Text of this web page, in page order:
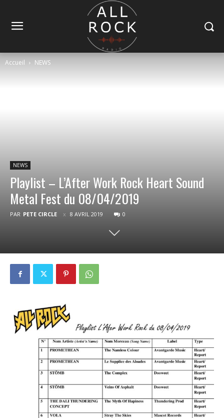
Accueil NEWS
NEWS
Playlist – L’After Work Rock Heart Sound
Metal Fest du 08/04/2019
PAR PETE CIRCLE 8 AVRIL 2019 0